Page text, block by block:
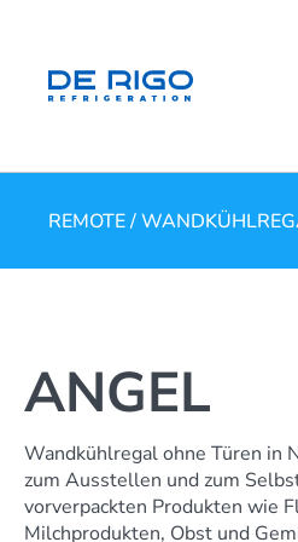
REMOTE/
ANGEL
Wandkühlregal ohne Türen in
zum Ausstellen und zum
vorverpackten Produkten wie
Milchprodukten, Obst und